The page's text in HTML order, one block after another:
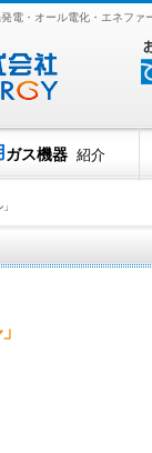
電・オール電化・エネフ
ガス機器 紹介